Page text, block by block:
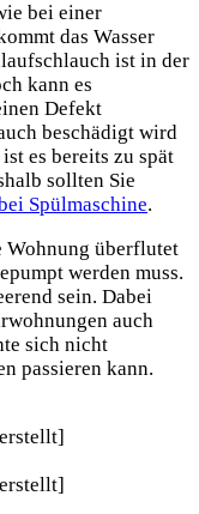
bei einer
das Wasser
ist in der
kann es
Defekt
beschädigt wird
es bereits zu spät
sollten Sie
Spülmaschine.
Wohnung überflutet
werden muss.
sein. Dabei
auch
sich nicht
passieren kann.